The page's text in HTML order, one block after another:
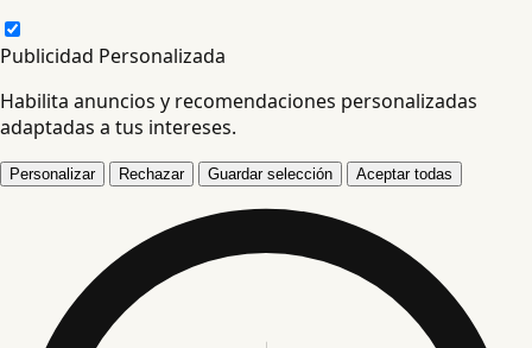
Publicidad Personalizada
Habilita anuncios y recomendaciones personalizadas
adaptadas a tus intereses.
Personalizar Rechazar Guardar selección Aceptar todas